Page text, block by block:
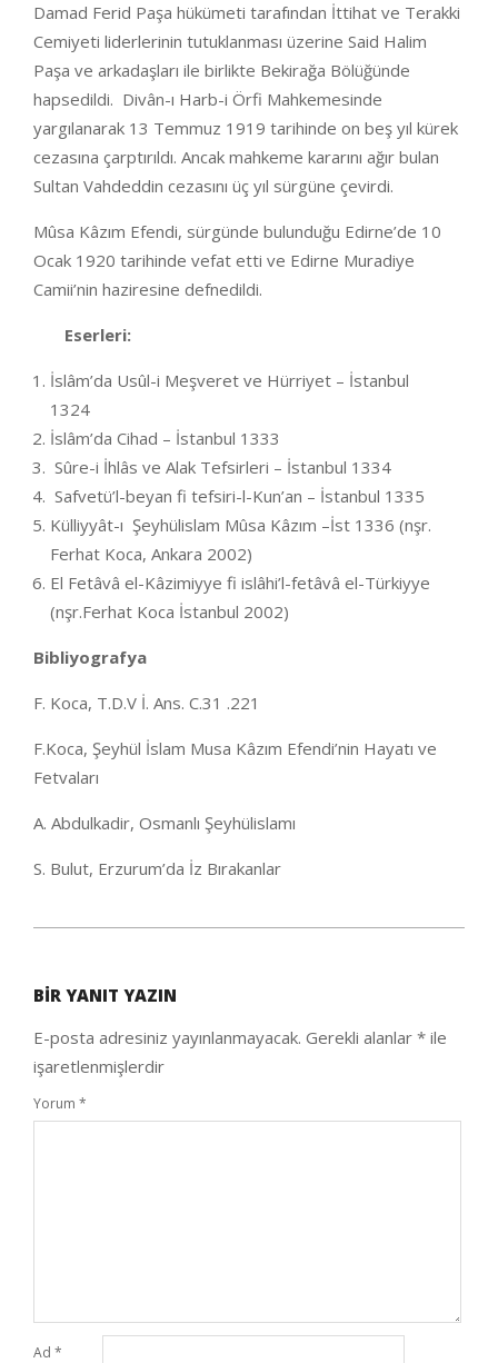
Damad Ferid Paşa hükümeti tarafından İttihat ve Terakki
Cemiyeti liderlerinin tutuklanması üzerine Said Halim
Paşa ve arkadaşları ile birlikte Bekirağa Bölüğünde
hapsedildi. Divân-ı Harb-i Örfi Mahkemesinde
yargılanarak 13 Temmuz 1919 tarihinde on beş yıl kürek
cezasına çarptırıldı. Ancak mahkeme kararını ağır bulan
Sultan Vahdeddin cezasını üç yıl sürgüne çevirdi.
Mûsa Kâzım Efendi, sürgünde bulunduğu Edirne’de 10
Ocak 1920 tarihinde vefat etti ve Edirne Muradiye
Camii’nin haziresine defnedildi.
Eserleri:
İslâm’da Usûl-i Meşveret ve Hürriyet – İstanbul
1324
İslâm’da Cihad – İstanbul 1333
Sûre-i İhlâs ve Alak Tefsirleri – İstanbul 1334
Safvetü’l-beyan fi tefsiri-l-Kun’an – İstanbul 1335
Külliyyât-ı Şeyhülislam Mûsa Kâzım –İst 1336 (nşr.
Ferhat Koca, Ankara 2002)
El Fetâvâ el-Kâzimiyye fi islâhi’l-fetâvâ el-Türkiyye
(nşr.Ferhat Koca İstanbul 2002)
Bibliyografya
F. Koca, T.D.V İ. Ans. C.31 .221
F.Koca, Şeyhül İslam Musa Kâzım Efendi’nin Hayatı ve
Fetvaları
A. Abdulkadir, Osmanlı Şeyhülislamı
S. Bulut, Erzurum’da İz Bırakanlar
25
BIR YANIT YAZIN
E-posta adresiniz yayınlanmayacak. Gerekli alanlar * ile
işaretlenmişlerdir
Yorum *
Ad *